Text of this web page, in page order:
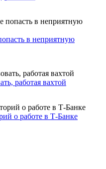
в неприятную
работая вахтой
о работе в Т-Банке